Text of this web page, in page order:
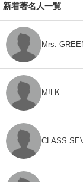
新着著名人一覧
Mrs.
M!LK
CLASS